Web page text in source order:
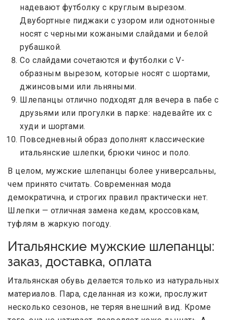
надевают футболку с круглым вырезом.
Двубортные пиджаки с узором или однотонные
носят с черными кожаными слайдами и белой
рубашкой.
Со слайдами сочетаются и футболки с V-
образным вырезом, которые носят с шортами,
джинсовыми или льняными.
Шлепанцы отлично подходят для вечера в пабе с
друзьями или прогулки в парке: надевайте их с
худи и шортами.
Повседневный образ дополнят классические
итальянские шлепки, брюки чинос и поло.
В целом, мужские шлепанцы более универсальны,
чем принято считать. Современная мода
демократична, и строгих правил практически нет.
Шлепки — отличная замена кедам, кроссовкам,
туфлям в жаркую погоду.
Итальянские мужские шлепанцы:
заказ, доставка, оплата
Итальянская обувь делается только из натуральных
материалов. Пара, сделанная из кожи, прослужит
несколько сезонов, не теряя внешний вид. Кроме